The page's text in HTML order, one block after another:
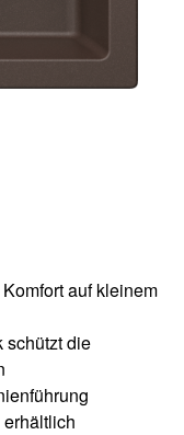
auf kleinem
schützt die